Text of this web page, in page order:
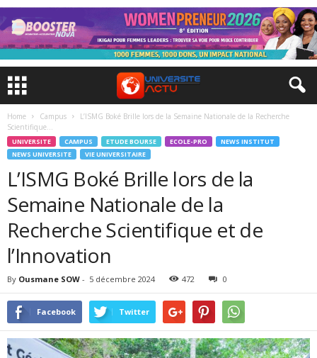
Home Campus
L’ISMG Boké Brille lors de la Semaine Nationale de la Recherche
Scientifique...
UNIVERSITE CAMPUS ETUDE BOURSE ECOLE-PRO
NEWS INSTITUT
NEWS UNIVERSITE
VIE UNIVERSITAIRE
L’ISMG Boké Brille lors de la
Semaine Nationale de la
Recherche Scientifique et de
l’Innovation
By Ousmane SOW - 5 décembre 2024 472 0
Facebook Twitter